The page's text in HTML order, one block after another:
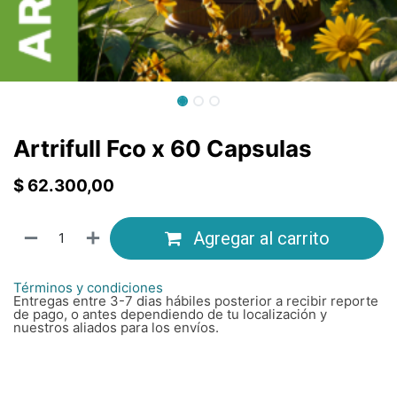
Artrifull Fco x 60 Capsulas
$ 62.300,00
Agregar al carrito
Términos y condiciones
Entregas entre 3-7 dias hábiles posterior a recibir reporte
de pago, o antes dependiendo de tu localización y
nuestros aliados para los envíos.